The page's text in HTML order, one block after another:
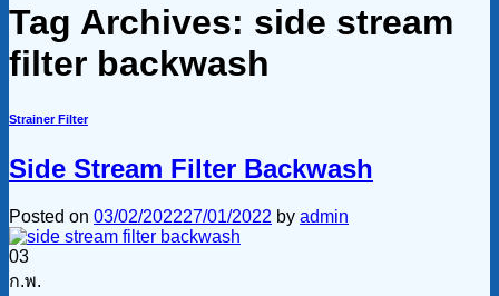
Tag Archives: side stream
filter backwash
Strainer Filter
Side Stream Filter Backwash
Posted on 03/02/202227/01/2022 by admin
03
ก.พ.